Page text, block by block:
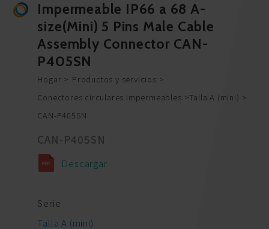
Impermeable IP66 a 68 A-
size(Mini) 5 Pins Male Cable
Assembly Connector CAN-
P405SN
Hogar
Productos y servicios
Conectores circulares impermeables
Talla A (mini)
CAN-P405SN
CAN-P405SN
Descargar
Serie
Talla A (mini)